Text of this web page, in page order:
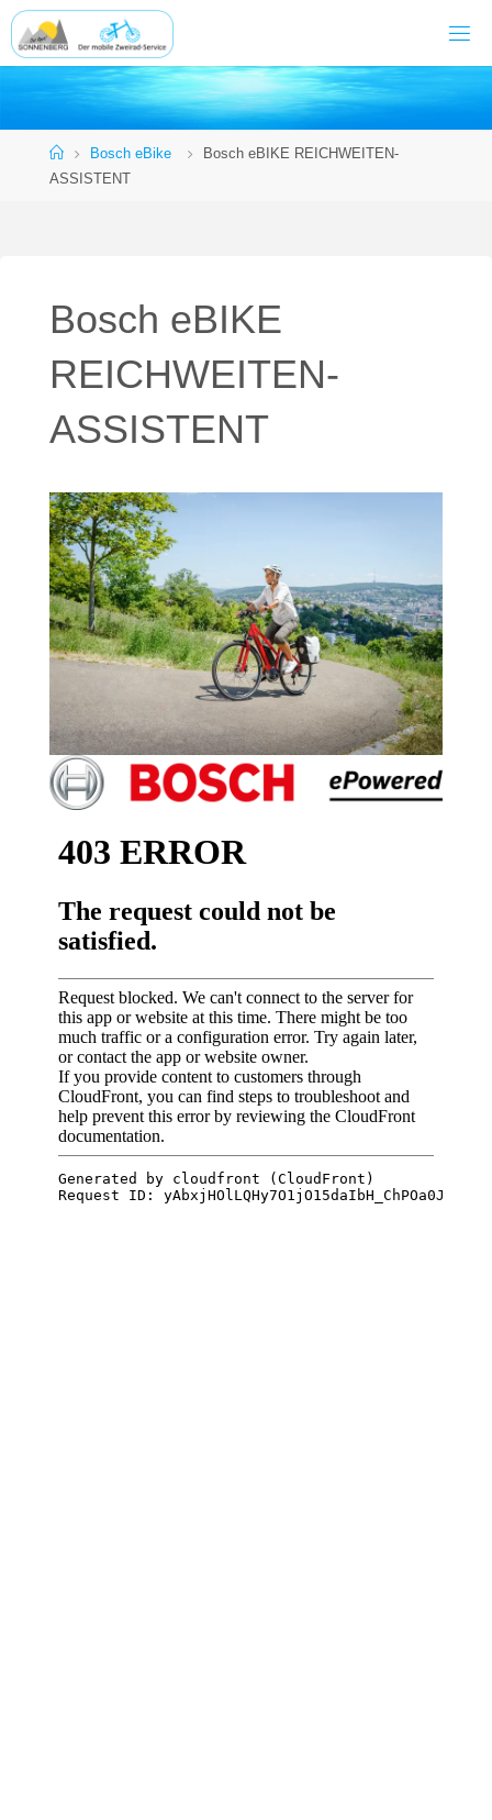
Zum
Inhalt
springen
StartBosch eBike
Bosch eBIKE REICHWEITEN-
ASSISTENT
Bosch eBIKE
REICHWEITEN-
ASSISTENT